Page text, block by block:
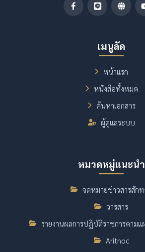
เมนูลัด
หน้าแรก
หนังสือทั้งหมด
ค้นหาเอกสาร
ผู้ดูแลระบบ
หมวดหมู่แนะนำ
จดหมายข่าวสารสัก
วารสาร
รายงานผลการปฏิบัติราชการตาม
Aritnoc